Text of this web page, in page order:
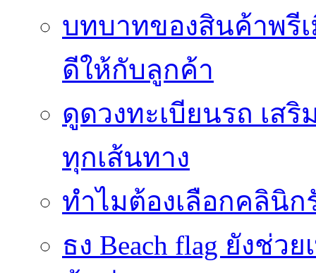
บทบาทของสินค้าพรี
ดีให้กับลูกค้า
ดูดวงทะเบียนรถ เส
ทุกเส้นทาง
ทำไมต้องเลือกคลินิ
ธง Beach flag ยังช่